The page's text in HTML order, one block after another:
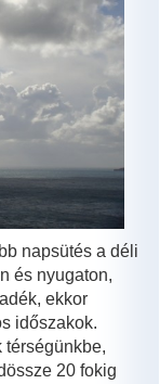
napsütés a déli
és nyugaton,
ekkor
időszakok.
térségünkbe,
20 fokig